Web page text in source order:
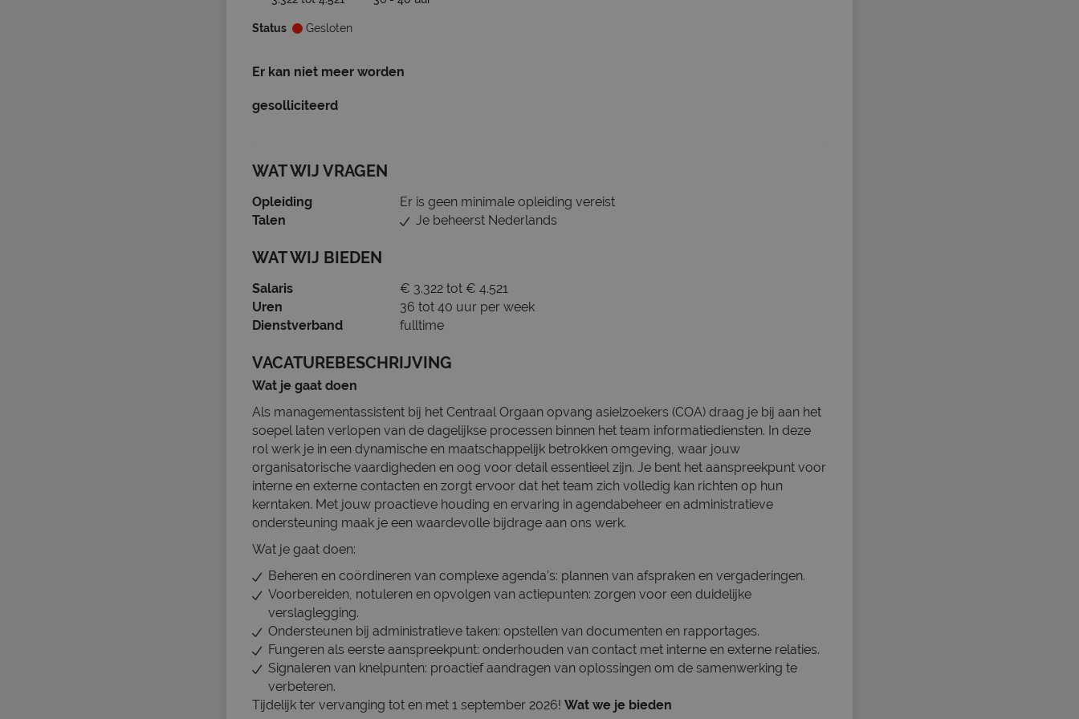
Status Gesloten
Er kan niet meer worden
gesolliciteerd
WAT WIJ VRAGEN
Opleiding
Er is geen minimale opleiding vereist
Talen
Je beheerst Nederlands
WAT WIJ BIEDEN
Salaris
€ 3.322 tot € 4.521
Uren
36 tot 40 uur per week
Dienstverband
fulltime
VACATUREBESCHRIJVING
Wat je gaat doen
Als managementassistent bij het Centraal Orgaan opvang asielzoekers (COA) draag je bij aan het
soepel laten verlopen van de dagelijkse processen binnen het team informatiediensten. In deze
rol werk je in een dynamische en maatschappelijk betrokken omgeving, waar jouw
organisatorische vaardigheden en oog voor detail essentieel zijn. Je bent het aanspreekpunt voor
interne en externe contacten en zorgt ervoor dat het team zich volledig kan richten op hun
kerntaken. Met jouw proactieve houding en ervaring in agendabeheer en administratieve
ondersteuning maak je een waardevolle bijdrage aan ons werk.
Wat je gaat doen:
Beheren en coördineren van complexe agenda’s: plannen van afspraken en vergaderingen.
Voorbereiden, notuleren en opvolgen van actiepunten: zorgen voor een duidelijke
verslaglegging.
Ondersteunen bij administratieve taken: opstellen van documenten en rapportages.
Fungeren als eerste aanspreekpunt: onderhouden van contact met interne en externe relaties.
Signaleren van knelpunten: proactief aandragen van oplossingen om de samenwerking te
verbeteren.
Tijdelijk ter vervanging tot en met 1 september 2026! Wat we je bieden